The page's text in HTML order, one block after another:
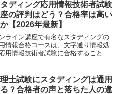
ディング応用情報技術者試験
の評判はどう？合格率は高い
【2026年最新】
ライン講座で有名なスタディングの
情報合格コースは、文字通り情報処
用情報技術者試験に合格することを
となっており、近年の出題内容から
された内容の講座を受...
士試験にスタディングは通用
？合格者の声と落ちた人の違